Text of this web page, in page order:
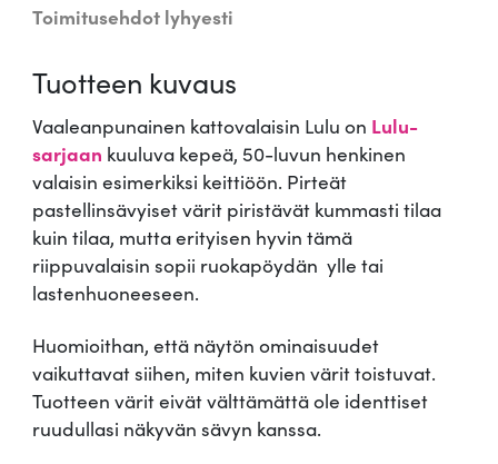
t
o
a
l
a
i
s
i
n
u
l
u
m
Toimitusehdot lyhyesti
Tuotteen kuvaus
Vaaleanpunainen kattovalaisin Lulu on Lulu-
sarjaan kuuluva kepeä, 50-luvun henkinen
valaisin esimerkiksi keittiöön. Pirteät
pastellinsävyiset värit piristävät kummasti tilaa
kuin tilaa, mutta erityisen hyvin tämä
riippuvalaisin sopii ruokapöydän ylle tai
lastenhuoneeseen.
Huomioithan, että näytön ominaisuudet
vaikuttavat siihen, miten kuvien värit toistuvat.
Tuotteen värit eivät välttämättä ole identtiset
ruudullasi näkyvän sävyn kanssa.